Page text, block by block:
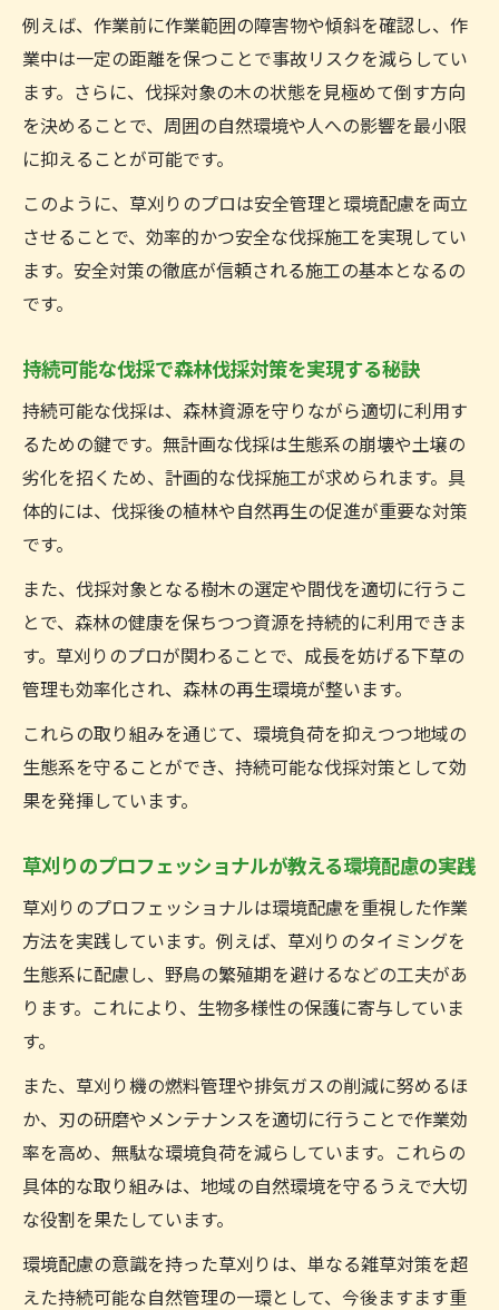
例えば、作業前に作業範囲の障害物や傾斜を確認し、作
業中は一定の距離を保つことで事故リスクを減らしてい
ます。さらに、伐採対象の木の状態を見極めて倒す方向
を決めることで、周囲の自然環境や人への影響を最小限
に抑えることが可能です。
このように、草刈りのプロは安全管理と環境配慮を両立
させることで、効率的かつ安全な伐採施工を実現してい
ます。安全対策の徹底が信頼される施工の基本となるの
です。
持続可能な伐採で森林伐採対策を実現する秘訣
持続可能な伐採は、森林資源を守りながら適切に利用す
るための鍵です。無計画な伐採は生態系の崩壊や土壌の
劣化を招くため、計画的な伐採施工が求められます。具
体的には、伐採後の植林や自然再生の促進が重要な対策
です。
また、伐採対象となる樹木の選定や間伐を適切に行うこ
とで、森林の健康を保ちつつ資源を持続的に利用できま
す。草刈りのプロが関わることで、成長を妨げる下草の
管理も効率化され、森林の再生環境が整います。
これらの取り組みを通じて、環境負荷を抑えつつ地域の
生態系を守ることができ、持続可能な伐採対策として効
果を発揮しています。
草刈りのプロフェッショナルが教える環境配慮の実践
草刈りのプロフェッショナルは環境配慮を重視した作業
方法を実践しています。例えば、草刈りのタイミングを
生態系に配慮し、野鳥の繁殖期を避けるなどの工夫があ
ります。これにより、生物多様性の保護に寄与していま
す。
また、草刈り機の燃料管理や排気ガスの削減に努めるほ
か、刃の研磨やメンテナンスを適切に行うことで作業効
率を高め、無駄な環境負荷を減らしています。これらの
具体的な取り組みは、地域の自然環境を守るうえで大切
な役割を果たしています。
環境配慮の意識を持った草刈りは、単なる雑草対策を超
えた持続可能な自然管理の一環として、今後ますます重